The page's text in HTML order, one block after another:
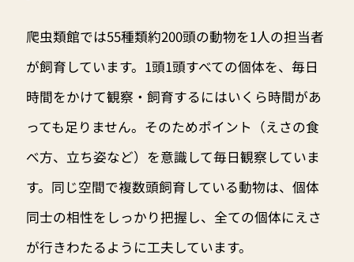
爬虫類館では55種類約200頭の動物を1人の担当者
が飼育しています。1頭1頭すべての個体を、毎日
時間をかけて観察・飼育するにはいくら時間があ
っても足りません。そのためポイント（えさの食
べ方、立ち姿など）を意識して毎日観察していま
す。同じ空間で複数頭飼育している動物は、個体
同士の相性をしっかり把握し、全ての個体にえさ
が行きわたるように工夫しています。